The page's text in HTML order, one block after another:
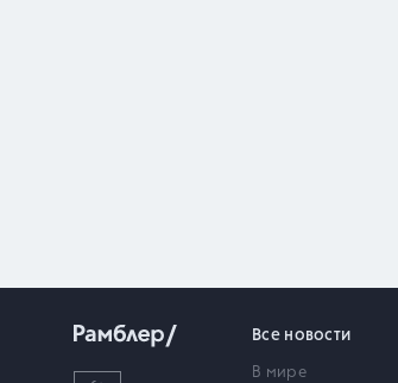
Все новости
В мире